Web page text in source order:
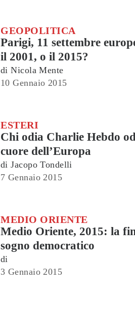
GEOPOLITICA
Parigi, 11 settembre
il 2001, o il 2015?
di Nicola Mente
10 Gennaio 2015
ESTERI
Chi odia Charlie Hebdo
cuore dell’Europa
di Jacopo Tondelli
7 Gennaio 2015
MEDIO ORIENTE
Medio Oriente, 2015: la
sogno democratico
di
3 Gennaio 2015